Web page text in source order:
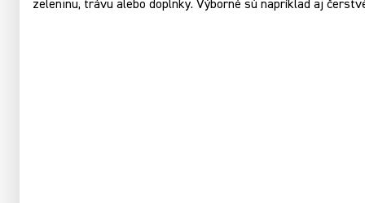
zeleninu, trávu alebo doplnky. Výborné sú napríklad aj